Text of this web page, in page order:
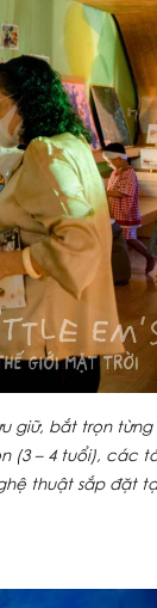
giữ, bắt trọn từng
(3 – 4 tuổi), các
thuật sắp đặt